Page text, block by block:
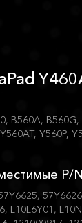
B560A,
Y560P,
P/
L10L6Y01,